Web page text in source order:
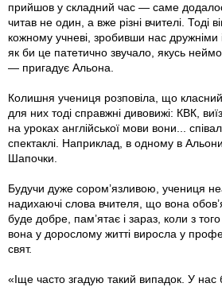
прийшов у складний час — саме
читав не один, а вже різні вчителі. Тоді
кожному учневі, зробивши нас
як би це патетично звучало, якусь
— пригадує Альона.
Колишня учениця розповіла, що класний
для них тоді справжні дивовижі: КВК,
на уроках англійської мови вони...
спектаклі. Наприклад, в одному в
Шапочки.
Будучи дуже сором’язливою, учениця
надихаючі слова вчителя, що вона
буде добре, пам’ятає і зараз, коли з того
вона у дорослому житті виросла у
свят.
«Іще часто згадую такий випадок. У нас